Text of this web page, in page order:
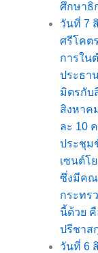
ศึกษาธิ
วันที่ 7
ศรีโคต
การใน
ประธา
มิตรกับ
สิงหาค
ละ 10
ประชุม
เซนต์โ
ซึ่งมีคณ
กระทร
นี้ด้วย
ปรีชาส
วันที่ 6